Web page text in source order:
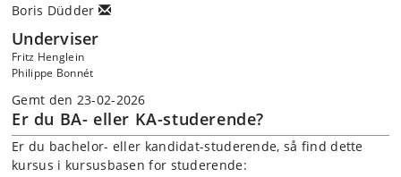
Boris Düdder
Underviser
Fritz Henglein
Philippe Bonnét
Gemt den 23-02-2026
Er du BA- eller KA-studerende?
Er du bachelor- eller kandidat-studerende, så find dette
kursus i kursusbasen for studerende: